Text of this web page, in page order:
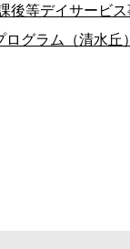
後等デイサービ
ログラム（清水丘）